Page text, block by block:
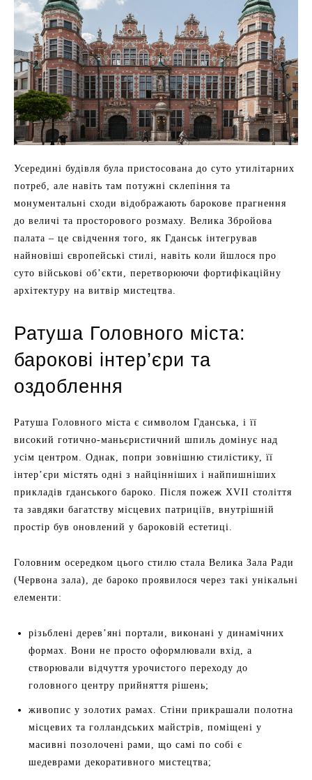
Усередині будівля була пристосована до суто утилітарних
потреб, але навіть там потужні склепіння та
монументальні сходи відображають барокове прагнення
до величі та просторового розмаху. Велика Збройова
палата – це свідчення того, як Гданськ інтегрував
найновіші європейські стилі, навіть коли йшлося про
суто військові об’єкти, перетворюючи фортифікаційну
архітектуру на витвір мистецтва.
Ратуша Головного міста:
барокові інтер’єри та
оздоблення
Ратуша Головного міста є символом Гданська, і її
високий готично-маньєристичний шпиль домінує над
усім центром. Однак, попри зовнішню стилістику, її
інтер’єри містять одні з найцінніших і найпишніших
прикладів гданського бароко. Після пожеж XVII століття
та завдяки багатству місцевих патриціїв, внутрішній
простір був оновлений у бароковій естетиці.
Головним осередком цього стилю стала Велика Зала Ради
(Червона зала), де бароко проявилося через такі унікальні
елементи:
різьблені дерев’яні портали, виконані у динамічних
формах. Вони не просто оформлювали вхід, а
створювали відчуття урочистого переходу до
головного центру прийняття рішень;
живопис у золотих рамах. Стіни прикрашали полотна
місцевих та голландських майстрів, поміщені у
масивні позолочені рами, що самі по собі є
шедеврами декоративного мистецтва;